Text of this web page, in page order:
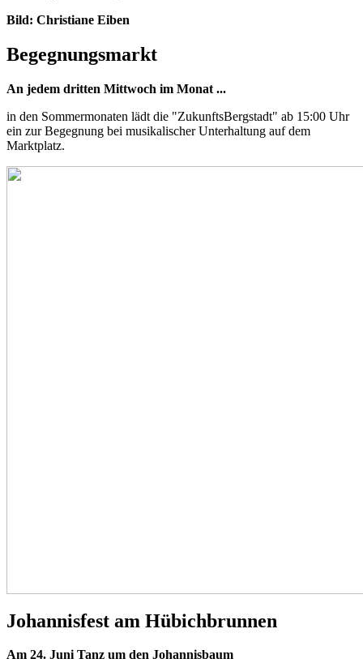
Bild: Christiane Eiben
Begegnungsmarkt
An jedem dritten Mittwoch im Monat ...
in den Sommermonaten lädt die "ZukunftsBergstadt" ab 15:00 Uhr
ein zur Begegnung bei musikalischer Unterhaltung auf dem
Marktplatz.
Johannisfest am Hübichbrunnen
Am 24. Juni Tanz um den Johannisbaum